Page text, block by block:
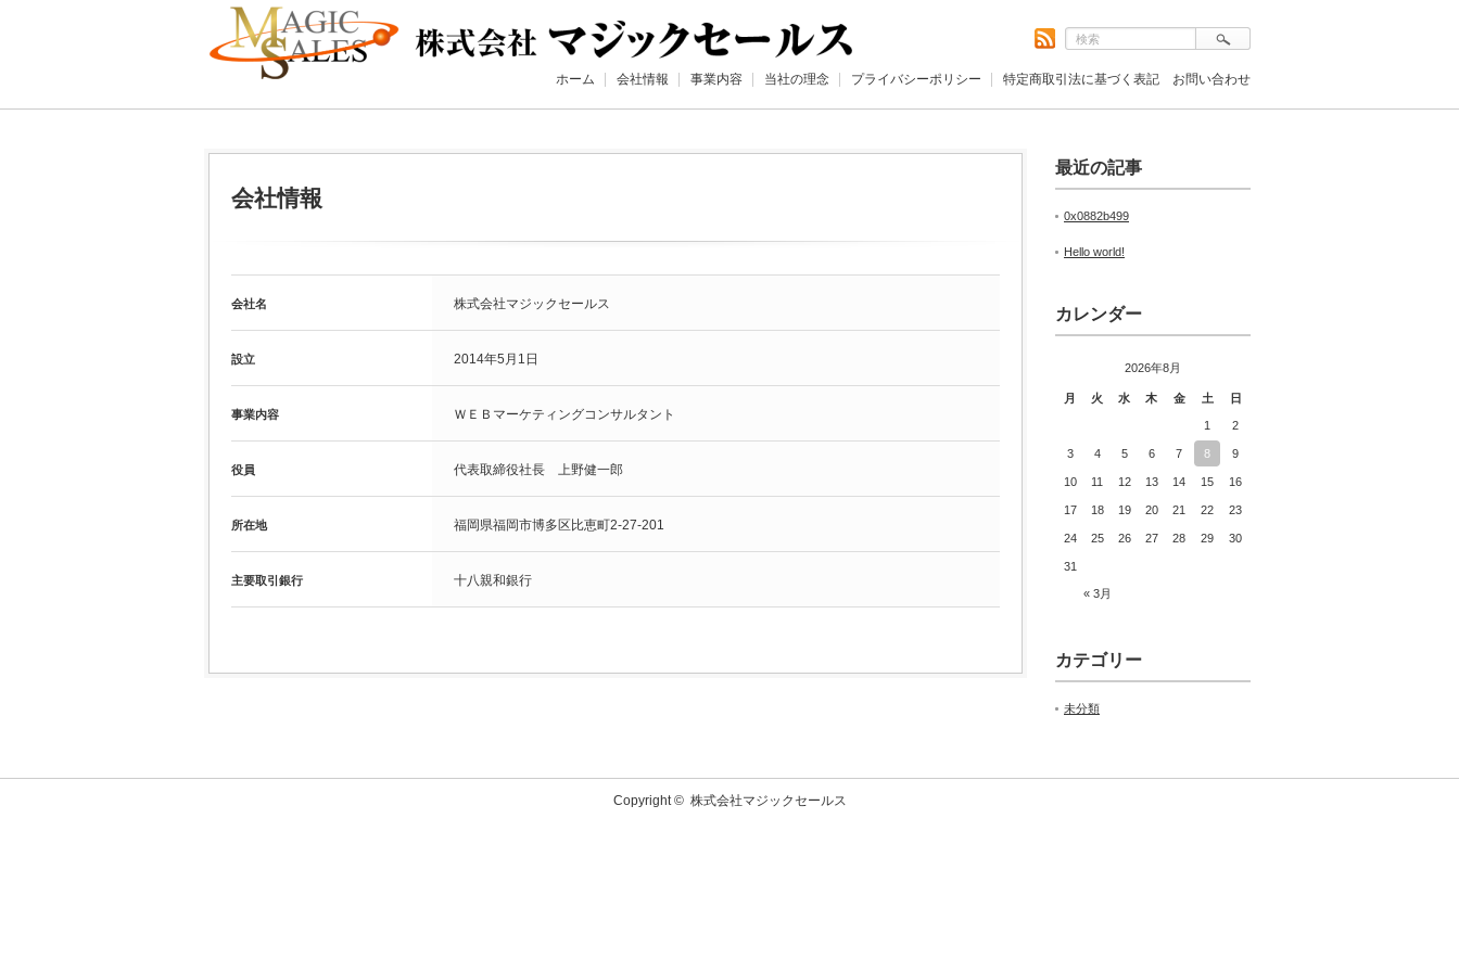
ホーム 会社情報 事業内容 当社の理念 プライバシーポリシー 特定商取引法に基づく表記 お問い合わせ
会社情報
会社名 株式会社マジックセールス
設立 2014年5月1日
事業内容 ＷＥＢマーケティングコンサルタント
役員 代表取締役社長 上野健一郎
所在地 福岡県福岡市博多区比恵町2-27-201
主要取引銀行 十八親和銀行
最近の記事
0x0882b499
Hello world!
カレンダー
2026年8月
月 火 水 木 金 土 日
« 3月
1 2
3 4 5 6 7 8 9
10 11 12 13 14 15 16
17 18 19 20 21 22 23
24 25 26 27 28 29 30
31
カテゴリー
未分類
Copyright © 株式会社マジックセールス